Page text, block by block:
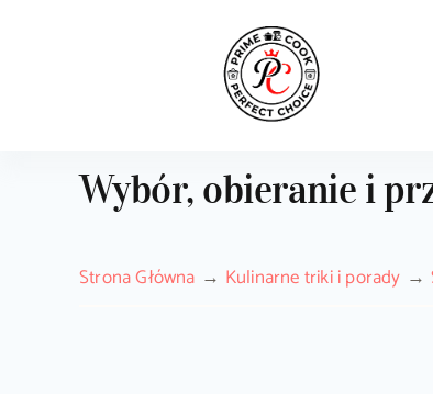
Wybór, obieranie i
Strona Główna Kulinarne triki i porady